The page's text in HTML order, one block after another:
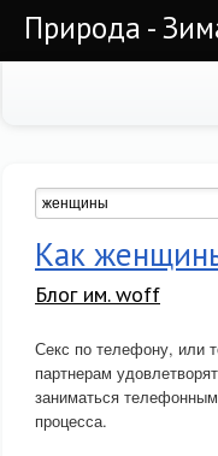
Природа -
Как
Блог им. woff
Секс по телефону, или
партнерам
заниматься
процесса.